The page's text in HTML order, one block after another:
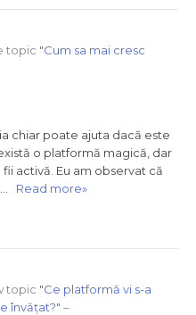
topic "Cum sa mai cresc
chiar poate ajuta dacă este
o platformă magică, dar
activă. Eu am observat că
Read more»
topic "Ce platformă vi s-a
învățat?" –